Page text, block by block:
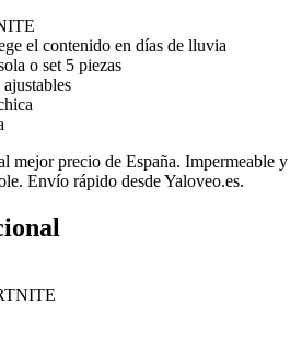
el contenido en días de lluvia
o set 5 piezas
mejor precio de España. Impermeable y
Envío rápido desde Yaloveo.es.